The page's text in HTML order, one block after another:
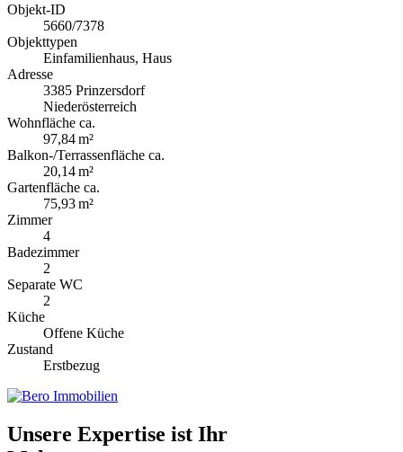
Objekt-ID
5660/7378
Objekttypen
Einfamilienhaus, Haus
Adresse
3385 Prinzersdorf
Niederösterreich
Wohnfläche ca.
97,84 m²
Balkon-/Terrassen­fläche ca.
20,14 m²
Gartenfläche ca.
75,93 m²
Zimmer
4
Badezimmer
2
Separate WC
2
Küche
Offene Küche
Zustand
Erstbezug
Unsere Expertise ist Ihr